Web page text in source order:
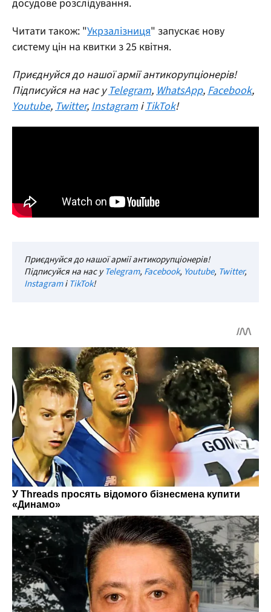
досудове розслідування.
Читати також: "Укрзалізниця" запускає нову
систему цін на квитки з 25 квітня.
Приєднуйся до нашої армії антикорупціонерів!
Підписуйся на нас уTelegram,WhatsApp,Facebook,
Youtube,Twitter,Instagram іTikTok!
Приєднуйся до нашої армії антикорупціонерів!
Підписуйся на нас уTelegram, Facebook, Youtube, Twitter,
InstagramіTikTok!